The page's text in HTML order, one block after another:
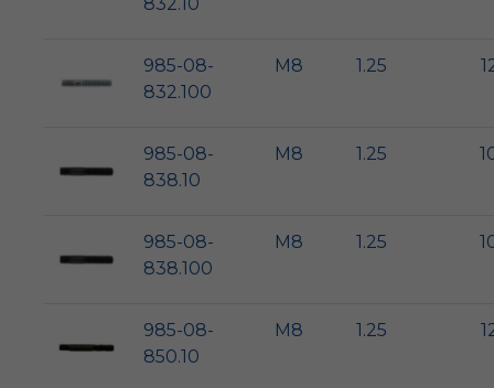
985-08-
832.100
M8 1.25
985-08-
838.10
M8 1.25
985-08-
838.100
M8 1.25
985-08-
850.10
M8 1.25